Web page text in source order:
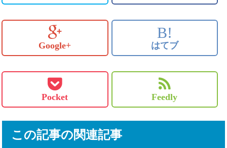
Google+
B!
はてブ
Pocket Feedly
この記事の関連記事